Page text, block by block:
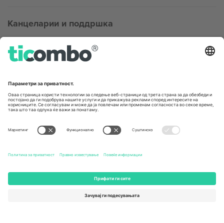
Канцеларии и поддршка
Germany
Unter den Linden 24, 10117
167 City Road, London, Greater
United States
131 Continental Dr, Suite 305,
Newark, Delaware 19713, United
States
Switzerland
Engelberg, Switzerland
Bulgaria
Regus Sofia City West, bul
United Arab Emirates
UAE Dubai Silicon Oasis, DDP
Building A1, Office 302, Dubai,